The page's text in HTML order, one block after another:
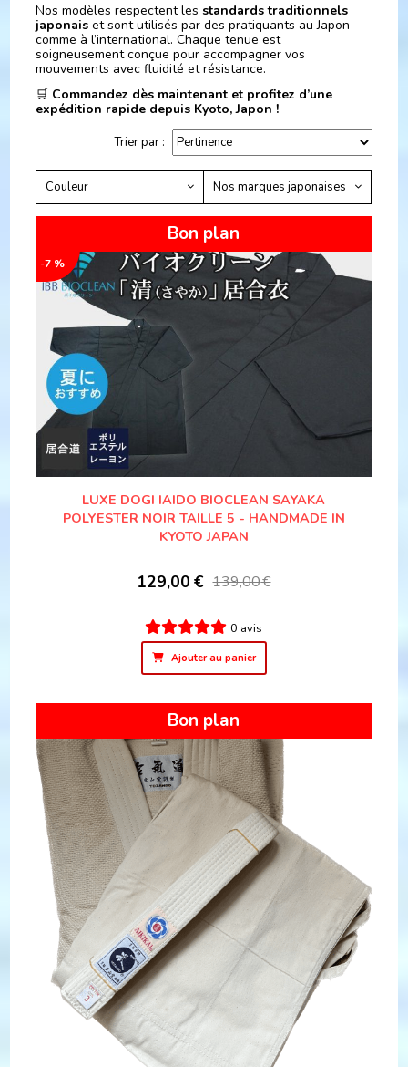
Nos modèles respectent lesstandards traditionnels
japonais et sont utilisés par des pratiquants au Japon
comme à l’international. Chaque tenue est
soigneusement conçue pour accompagner vos
mouvements avec fluidité et résistance.
🛒 Commandez dès maintenant et profitez d’une
expédition rapide depuis Kyoto, Japon !
Trier par :
Couleur Nos marques japonaises
Bon plan
-7 %
LUXE DOGI IAIDO BIOCLEAN SAYAKA
POLYESTER NOIR TAILLE 5 - HANDMADE IN
KYOTO JAPAN
129,00 € 139,00€
0 avis
Ajouter au panier
Bon plan